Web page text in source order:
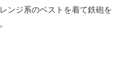
ンジ系のベストを着て鉄砲を